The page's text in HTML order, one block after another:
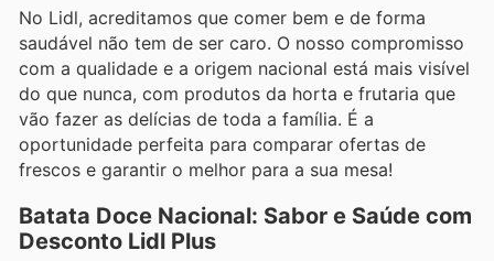
No Lidl, acreditamos que comer bem e de forma
saudável não tem de ser caro. O nosso compromisso
com a qualidade e a origem nacional está mais visível
do que nunca, com produtos da horta e frutaria que
vão fazer as delícias de toda a família. É a
oportunidade perfeita para comparar ofertas de
frescos e garantir o melhor para a sua mesa!
Batata Doce Nacional: Sabor e Saúde com
Desconto Lidl Plus